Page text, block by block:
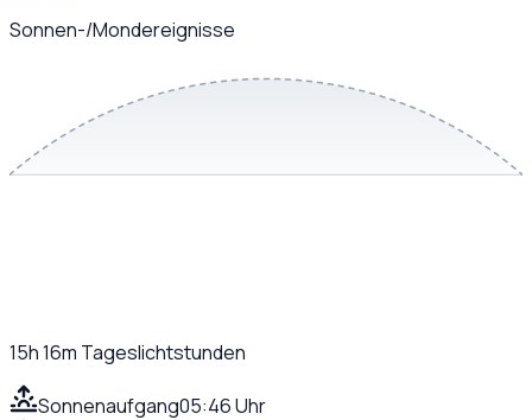
Sonnen-/Mondereignisse
15h 16m Tageslichtstunden
Sonnenaufgang05:46 Uhr